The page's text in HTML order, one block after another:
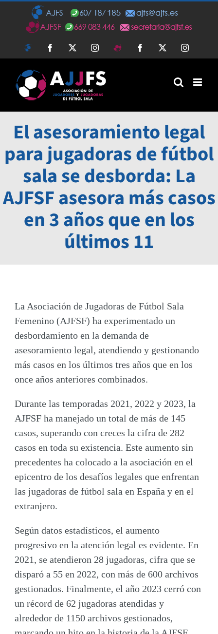
contenido
AJFS FacebookTwitterInstagram
AJFSF FacebookTwitterInstagram
El asesoramiento legal
para jugadoras de fútbol
sala se desborda: La
AJFSF asesora más casos
en 3 años que en los
últimos 11
La Asociación de Jugadoras de Fútbol Sala
Femenino (AJFSF) ha experimentado un
desbordamiento en la demanda de
asesoramiento legal, atendiendo y gestionando
más casos en los últimos tres años que en los
once años anteriores combinados.
Durante las temporadas 2021, 2022 y 2023, la
AJFSF ha manejado un total de más de 145
casos, superando con creces la cifra de 282
casos en toda su existencia. Este aumento sin
precedentes ha colocado a la asociación en el
epicentro de los desafíos legales que enfrentan
las jugadoras de fútbol sala en España y en el
extranjero.
Según datos estadísticos, el aumento
progresivo en la atención legal es evidente. En
2021, se atendieron 28 jugadoras, cifra que se
disparó a 55 en 2022, con más de 600 archivos
gestionados. Finalmente, el año 2023 cerró con
un récord de 62 jugadoras atendidas y
alrededor de 1150 archivos gestionados,